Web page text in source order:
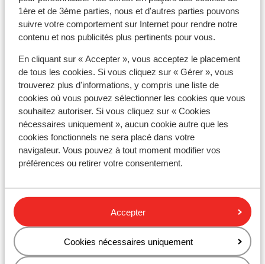
1ère et de 3ème parties, nous et d'autres parties pouvons
suivre votre comportement sur Internet pour rendre notre
contenu et nos publicités plus pertinents pour vous.
En cliquant sur « Accepter », vous acceptez le placement
de tous les cookies. Si vous cliquez sur « Gérer », vous
trouverez plus d'informations, y compris une liste de
cookies où vous pouvez sélectionner les cookies que vous
souhaitez autoriser. Si vous cliquez sur « Cookies
nécessaires uniquement », aucun cookie autre que les
cookies fonctionnels ne sera placé dans votre
navigateur. Vous pouvez à tout moment modifier vos
préférences ou retirer votre consentement.
Accepter
Cookies nécessaires uniquement
Alimentation
L'Espagne est connue pour les tapas, la paella et la
sangria.
Numéro d’urgence
Le numéro d’urgence en Espagne pour les services de
police, d’ambulance et incendie est le 112.
Documents de voyage
Vous devez être en possession d’un passeport ou
d’une carte d’identité en cours de validité. Vos
documents de voyage sont sous votre entière
Attention : au moins des participants au séjour doit
être âgé de 18 ans ou plus.
Voyager avec les bons documents relève de votre
responsabilité. Sunweb ne peut en être tenu
responsable.